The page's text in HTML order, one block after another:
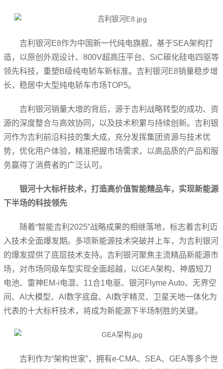
吉利银河E8作为中国新一代纯电旗舰，基于SEA架构打
造，以原创外观设计、800V超高压平台、SiC碳化硅电四驱等
领先科技，重塑B级纯电轿车新标准。吉利银河E8销量稳步增
长，稳居中大型纯电轿车市场TOP5。
吉利银河销量大增的背后，源于吉利战略转型的成功、资
源的深度整合与高效协同，以及技术积累与持续创新。吉利银
河作为吉利前沿科技的集大成，充分发挥集团资源与技术优
势，优化用户体验，精准把握市场需求，以高品质的产品和服
务赢得了消费者的广泛认可。
银河十大标杆技术，打造高价值智能精品车，实现新能源
下半场的科技领先
随着“智能吉利2025”战略成果的相继落地，标志着吉利迈
入技术全面爆发期。多项新能源技术突破并上车，为吉利银河
的爆发提供了底层技术支持。吉利银河聚焦主流精品新能源市
场，对市场同级车型实现全面超越，以GEA架构、神盾短刀
电池、雷神EM-i电混、11合1电驱、银河Flyme Auto、无界空
间、AI大模型、AI数字底盘、AI数字精灵、卫星天地一体化为
代表的十大标杆技术，将成为新能源下半场制胜的关键。
吉利作为“架构世家”，拥有e-CMA、SEA、GEA等多个世